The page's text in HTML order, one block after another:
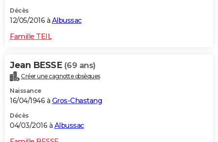
Décès
12/05/2016 à Albussac
Famille TEIL
Jean BESSE (69 ans)
Créer une cagnotte obsèques
Naissance
16/04/1946 à Gros-Chastang
Décès
04/03/2016 à Albussac